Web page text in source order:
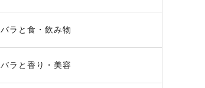
バラと食・飲み物
バラと香り・美容